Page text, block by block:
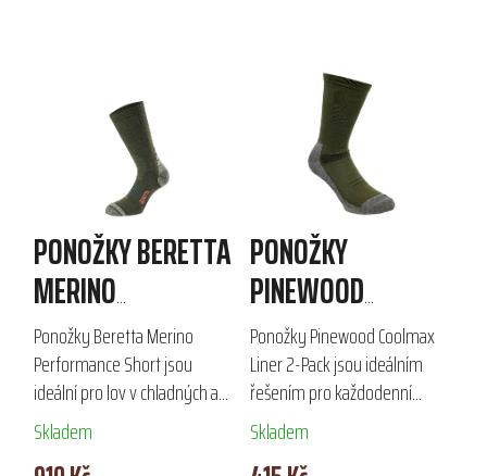
PONOŽKY BERETTA
MERINO
PERFORMANCE
SHORT
Ponožky Beretta Merino
Performance Short jsou
ideální pro lov v chladných a
vlhkých podmínkách.
Vyrobené z elastické merino
Skladem
PONOŽKY
PINEWOOD
COOLMAX LINER 2-
PACK
Ponožky Pinewood Coolmax
Liner 2-Pack jsou ideálním
řešením pro každodenní
nošení, volný čas i pracovní
aktivity. Díky Coolmax®
Skladem